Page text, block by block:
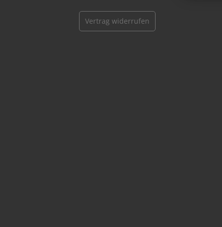
Vertrag widerrufen